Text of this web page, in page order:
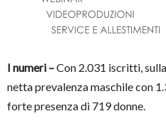
I numeri –Con 2.031 iscritti,
netta prevalenza maschile con
forte presenza di 719 donne.